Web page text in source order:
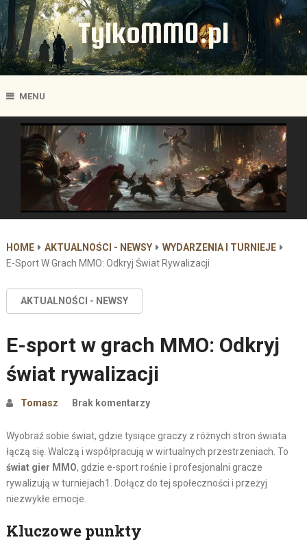
TylkoMMO.pl
MENU
HOME AKTUALNOŚCI - NEWSY
WYDARZENIA I TURNIEJE
E-Sport W Grach MMO: Odkryj Świat Rywalizacji
AKTUALNOŚCI - NEWSY
E-sport w grach MMO: Odkryj
świat rywalizacji
Tomasz Brak komentarzy
Wyobraź sobie świat, gdzie tysiące graczy z różnych stron świata
łączą się. Walczą i współpracują w wirtualnych przestrzeniach. To
świat gier MMO, gdzie e-sport rośnie i profesjonalni gracze
rywalizują w turniejach1 . Dołącz do tej społeczności i przeżyj
niezwykłe emocje.
Kluczowe punkty